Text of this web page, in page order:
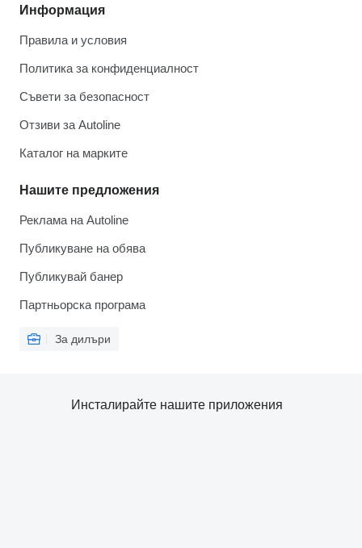
Информация
Правила и условия
Политика за конфиденциалност
Съвети за безопасност
Отзиви за Autoline
Каталог на марките
Нашите предложения
Реклама на Autoline
Публикуване на обява
Публикувай банер
Партньорска програма
За дилъри
Инсталирайте нашите приложения